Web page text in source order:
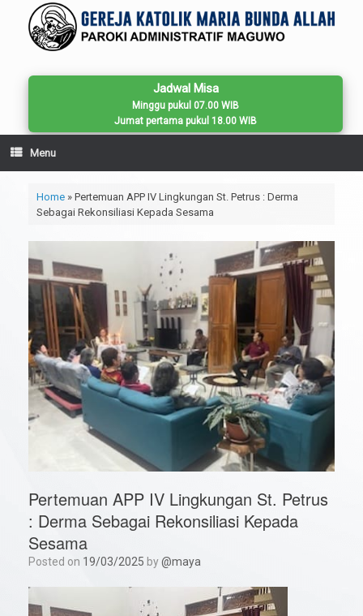
content
Jadwal Misa
Minggu pukul 07.00 WIB
Jumat pertama pukul 18.00 WIB
Menu
Home» Pertemuan APP IV Lingkungan St. Petrus : Derma
Sebagai Rekonsiliasi Kepada Sesama
Pertemuan APP IV Lingkungan St. Petrus
: Derma Sebagai Rekonsiliasi Kepada
Sesama
Posted on 19/03/2025 by@maya